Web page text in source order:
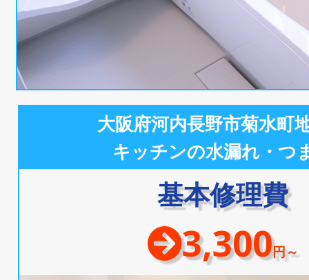
大阪府河内長野市菊水町
キッチンの水漏れ・つ
基本修理費
3,300円～